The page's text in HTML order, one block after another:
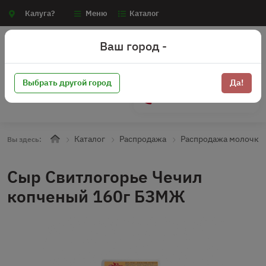
Калуга? Меню Каталог
Вы здесь: Каталог Распродажа Распродажа молочка
Сыр Свитлогорье Чечил
копченый 160г БЗМЖ
Ваш город -
Выбрать другой город Да!